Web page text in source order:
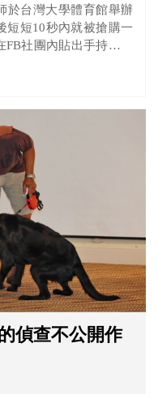
於台灣大學體育館舉辦
短短10秒內就被搶購一
社團內貼出手持整疊
助檢舉黃牛票，而被
偵查不公開作